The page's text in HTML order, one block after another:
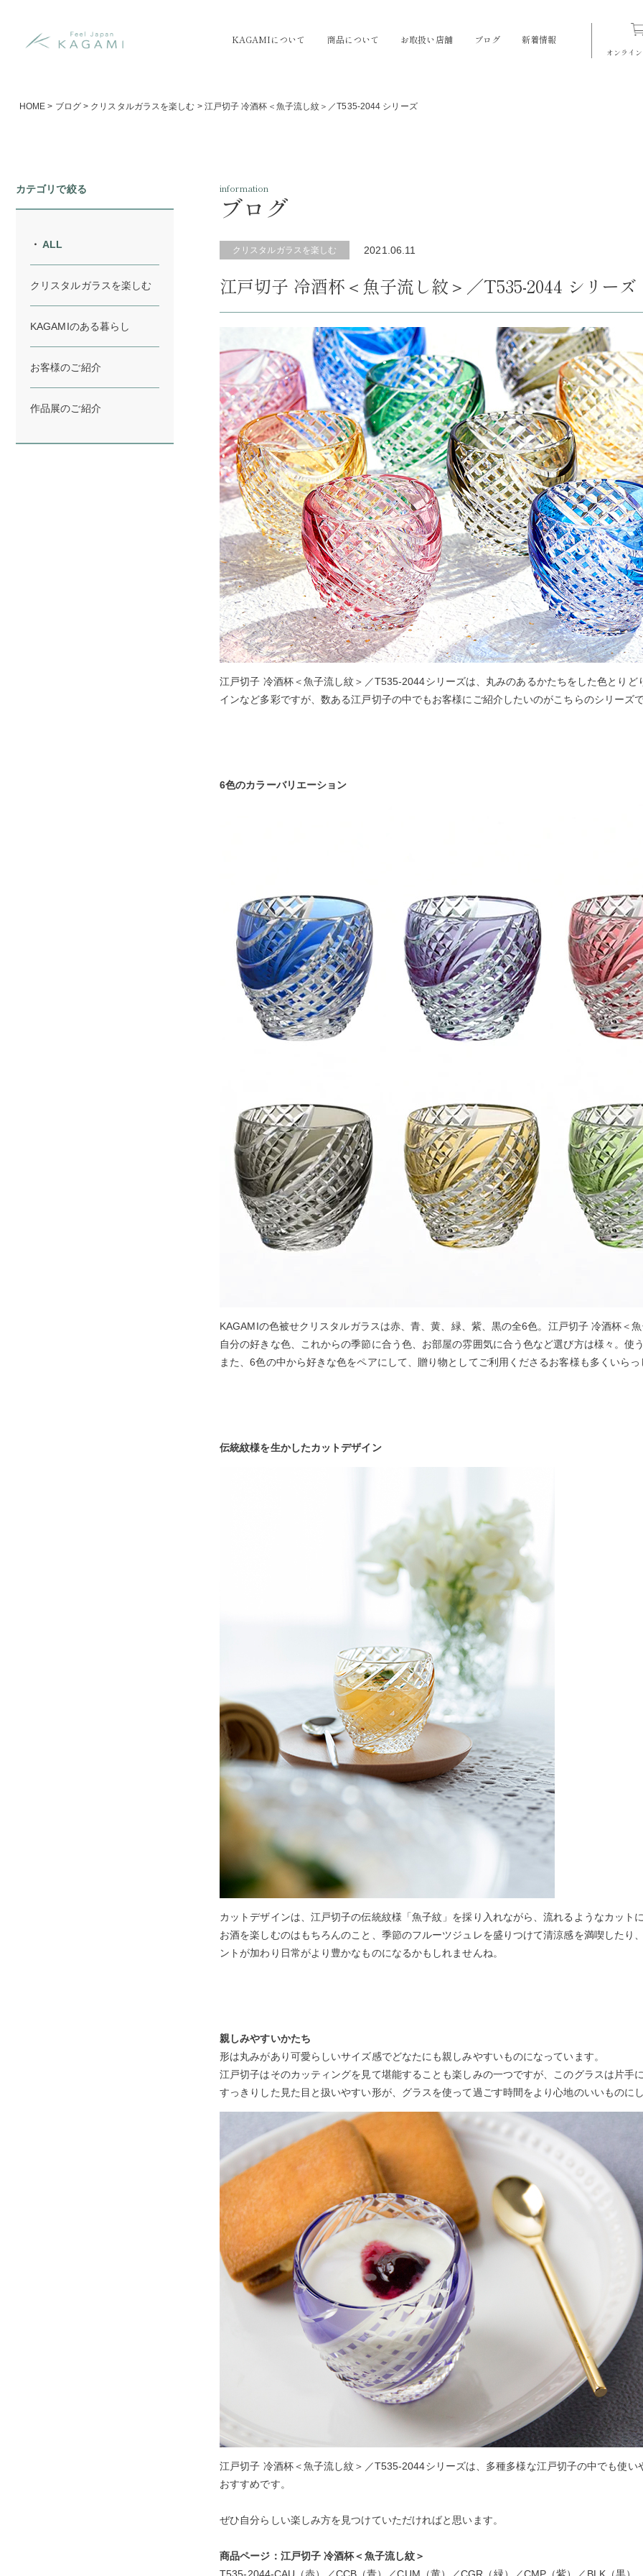
KAGAMIについて 商品について お取扱い店舗 ブログ 新着情報
オンライ
HOME > ブログ> クリスタルガラスを楽しむ > 江戸切子 冷酒杯＜魚子流し紋＞／T535-2044 シリーズ
カテゴリで絞る
ALL
クリスタルガラスを楽しむ
KAGAMIのある暮らし
お客様のご紹介
作品展のご紹介
information
ブログ
クリスタルガラスを楽しむ 2021.06.11
江戸切子 冷酒杯＜魚子流し紋＞／T535-2044 シリーズ
江戸切子 冷酒杯＜魚子流し紋＞／T535-2044シリーズは、丸みのあるかたちをした色とり
インなど多彩ですが、数ある江戸切子の中でもお客様にご紹介したいのがこちらのシリーズで
6色のカラーバリエーション
KAGAMIの色被せクリスタルガラスは赤、青、黄、緑、紫、黒の全6色。江戸切子 冷酒杯＜
自分の好きな色、これからの季節に合う色、お部屋の雰囲気に合う色など選び方は様々。使
また、6色の中から好きな色をペアにして、贈り物としてご利用くださるお客様も多くいらっ
伝統紋様を生かしたカットデザイン
カットデザインは、江戸切子の伝統紋様「魚子紋」を採り入れながら、流れるようなカット
お酒を楽しむのはもちろんのこと、季節のフルーツジュレを盛りつけて清涼感を満喫した
ントが加わり日常がより豊かなものになるかもしれませんね。
親しみやすいかたち
形は丸みがあり可愛らしいサイズ感でどなたにも親しみやすいものになっています。
江戸切子はそのカッティングを見て堪能することも楽しみの一つですが、このグラスは片手
すっきりした見た目と扱いやすい形が、グラスを使って過ごす時間をより心地のいいものにし
江戸切子 冷酒杯＜魚子流し紋＞／T535-2044シリーズは、多種多様な江戸切子の中でも使
おすすめです。
ぜひ自分らしい楽しみ方を見つけていただければと思います。
商品ページ：江戸切子 冷酒杯＜魚子流し紋＞